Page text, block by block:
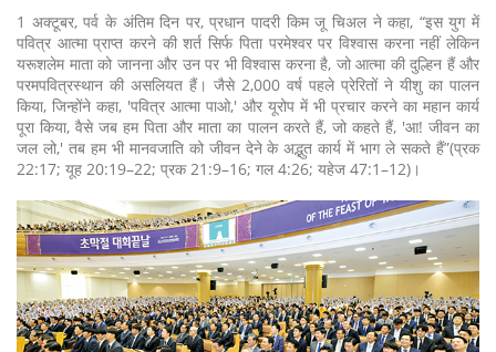
1 अक्टूबर, पर्व के अंतिम दिन पर, प्रधान पादरी किम जू चिअल ने कहा, “इस युग में
पवित्र आत्मा प्राप्त करने की शर्त सिर्फ पिता परमेश्वर पर विश्वास करना नहीं लेकिन
यरूशलेम माता को जानना और उन पर भी विश्वास करना है, जो आत्मा की दुल्हिन हैं और
परमपवित्रस्थान की असलियत हैं। जैसे 2,000 वर्ष पहले प्रेरितों ने यीशु का पालन
किया, जिन्होंने कहा, 'पवित्र आत्मा पाओ,' और यूरोप में भी प्रचार करने का महान कार्य
पूरा किया, वैसे जब हम पिता और माता का पालन करते हैं, जो कहते हैं, 'आ! जीवन का
जल लो,' तब हम भी मानवजाति को जीवन देने के अद्भुत कार्य में भाग ले सकते हैं”(प्रक
22:17; यूह 20:19–22; प्रक 21:9–16; गल 4:26; यहेज 47:1–12)।